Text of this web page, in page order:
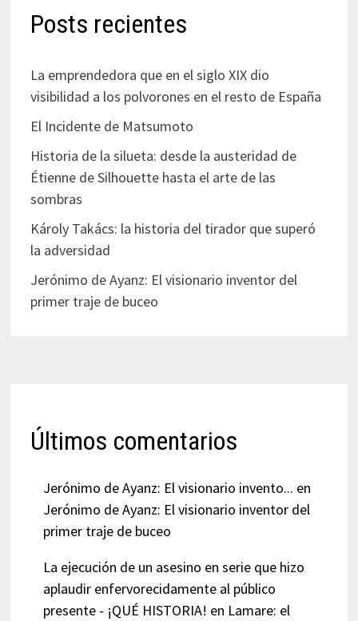
Posts recientes
La emprendedora que en el siglo XIX dio
visibilidad a los polvorones en el resto de España
El Incidente de Matsumoto
Historia de la silueta: desde la austeridad de
Étienne de Silhouette hasta el arte de las
sombras
Károly Takács: la historia del tirador que superó
la adversidad
Jerónimo de Ayanz: El visionario inventor del
primer traje de buceo
Últimos comentarios
Jerónimo de Ayanz: El visionario invento... en
Jerónimo de Ayanz: El visionario inventor del
primer traje de buceo
La ejecución de un asesino en serie que hizo
aplaudir enfervorecidamente al público
presente - ¡QUÉ HISTORIA! en Lamare: el